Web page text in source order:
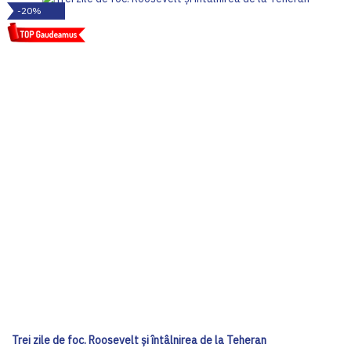
-20%
Trei zile de foc. Roosevelt și întâlnirea de la Teheran